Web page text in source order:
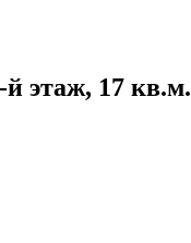
й этаж, 17 кв.м.